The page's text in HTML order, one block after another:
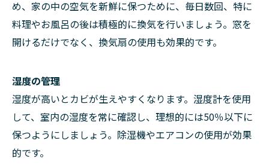
め、家の中の空気を新鮮に保つために、毎日数回、特に
料理やお風呂の後は積極的に換気を行いましょう。窓を
開けるだけでなく、換気扇の使用も効果的です。
湿度の管理
湿度が高いとカビが生えやすくなります。湿度計を使用
して、室内の湿度を常に確認し、理想的には50％以下に
保つようにしましょう。除湿機やエアコンの使用が効果
的です。